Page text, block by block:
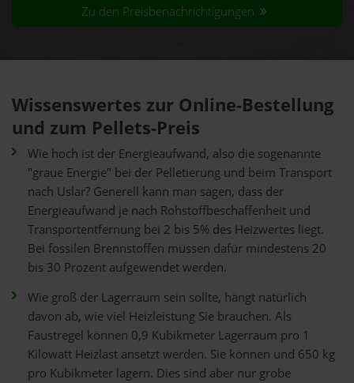
Zu den Preisbenachrichtigungen
Wissenswertes zur Online-Bestellung
und zum Pellets-Preis
Wie hoch ist der Energieaufwand, also die sogenannte
"graue Energie" bei der Pelletierung und beim Transport
nach Uslar? Generell kann man sagen, dass der
Energieaufwand je nach Rohstoffbeschaffenheit und
Transportentfernung bei 2 bis 5% des Heizwertes liegt.
Bei fossilen Brennstoffen müssen dafür mindestens 20
bis 30 Prozent aufgewendet werden.
Wie groß der Lagerraum sein sollte, hängt natürlich
davon ab, wie viel Heizleistung Sie brauchen. Als
Faustregel können 0,9 Kubikmeter Lagerraum pro 1
Kilowatt Heizlast ansetzt werden. Sie können und 650 kg
pro Kubikmeter lagern. Dies sind aber nur grobe